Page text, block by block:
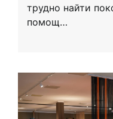
трудно найти
помощ…